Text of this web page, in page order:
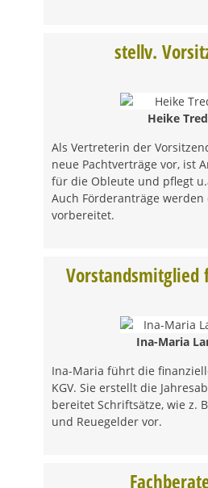
stellv.
Heike
Als Vertreterin der
neue Pachtverträge vor, ist
für die Obleute und pflegt
Auch Förderanträge werden
vorbereitet.
Vorstandsmitglied
Ina-Maria
Ina-Maria führt die
KGV. Sie erstellt die
bereitet Schriftsätze, wie z.
und Reuegelder vor.